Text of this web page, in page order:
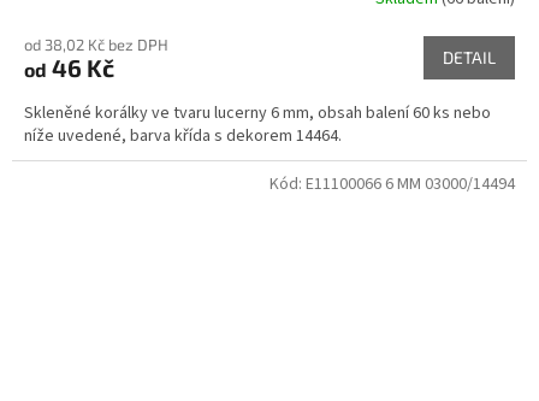
od 38,02 Kč bez DPH
od 46 Kč DETAIL
Skleněné korálky ve tvaru lucerny 6 mm, obsah balení 60 ks nebo
níže uvedené, barva křída s dekorem 14464.
Kód: E11100066 6 MM 03000/14494